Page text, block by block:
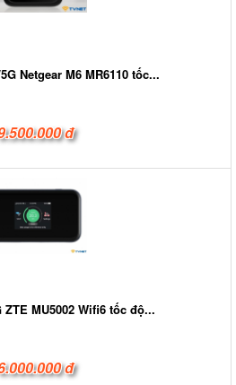
Netgear M6 MR6110 tốc...
đ
MU5002 Wifi6 tốc độ...
đ